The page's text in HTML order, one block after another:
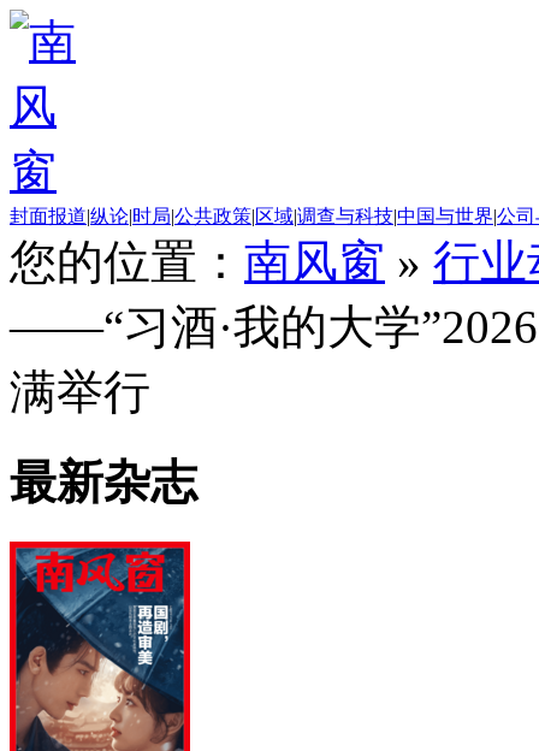
封面报道|纵论|时局|公共政策|区域|调查与科技|中国与世界|公
您的位置： 南风窗 » 行业
——“习酒·我的大学
满举行
最新杂志